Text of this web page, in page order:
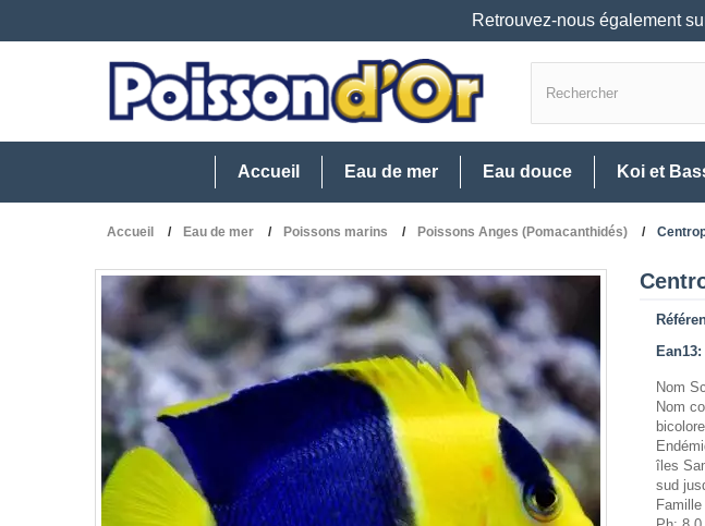
Retrouvez-nous également
Accueil Eau de mer Eau douce Koi et
Accueil Eau de mer Poissons marins Poissons Anges (Pomacanthidés)
Ean13:
Nom
Nom
îles
sud